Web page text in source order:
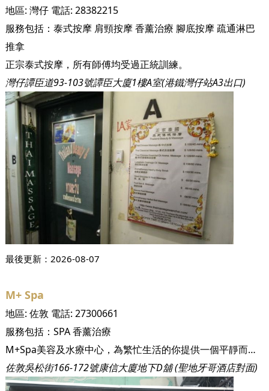
地區: 灣仔電話: 28382215
服務包括： 泰式按摩 肩頸按摩香薰治療 腳底按摩疏通淋巴
推拿
正宗泰式按摩，所有師傅均受過正統訓練。
灣仔譚臣道93-103號譚臣大廈1樓A室(港鐵灣仔站A3出口)
最後更新： 2026-08-07
M+ Spa
地區: 佐敦 電話: 27300661
服務包括： SPA香薰治療
M+Spa美容及水療中心，為繁忙生活的你提供一個平靜而且舒緩身心的好地方。當你踏入M+Spa已經有一陣陣獨有的香薰味，M+Spa配以柔和的音樂，頓時令人有說不出的舒逸。 M+Spa四周充滿泰國風味的設計是由著名室內設計師精心構思，環境優美恬靜與寬敞私人空間，令人有如置身渡假勝地。品嘗完為客人特制的香花果茶，大可以將疲倦的身軀交給這裏經驗豐富的治療師，讓他們專業細心的服務幫你帶走身上的疲勞。 2005年成立至今，M+Spa專營美容護理,按摩水療和塑身纖體，M+Spa憑著多年豐富經驗，待客熱誠的態度，配以先進科技及美容專才，服務水準被受肯定。 M+Spa以「以人為本，服務為先」為服務宗旨，採用先進科技、儀器，M+Spa配合專業美容師和多元化美肌修身療程，務求讓客戶能充份享受放鬆貼身的美容、療膚、修身過程，有效和徹底解決肌膚種種問題，助您保持青春美麗，窈窕動人。
佐敦吳松街166-172號康信大廈地下D舖 (聖地牙哥酒店對面)